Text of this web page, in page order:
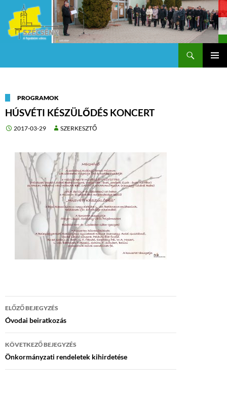
PROGRAMOK
HÚSVÉTI KÉSZÜLŐDÉS KONCERT
2017-03-29 SZERKESZTŐ
Bejegyzés
navigáció
ELŐZŐ BEJEGYZÉS
Óvodai beiratkozás
KÖVETKEZŐ BEJEGYZÉS
Önkormányzati rendeletek kihirdetése